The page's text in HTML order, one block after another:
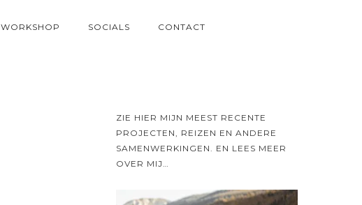
WORKSHOP SOCIALS CONTACT
ZIE HIER MIJN MEEST RECENTE
PROJECTEN, REIZEN EN ANDERE
SAMENWERKINGEN. EN LEES MEER
OVER MIJ…